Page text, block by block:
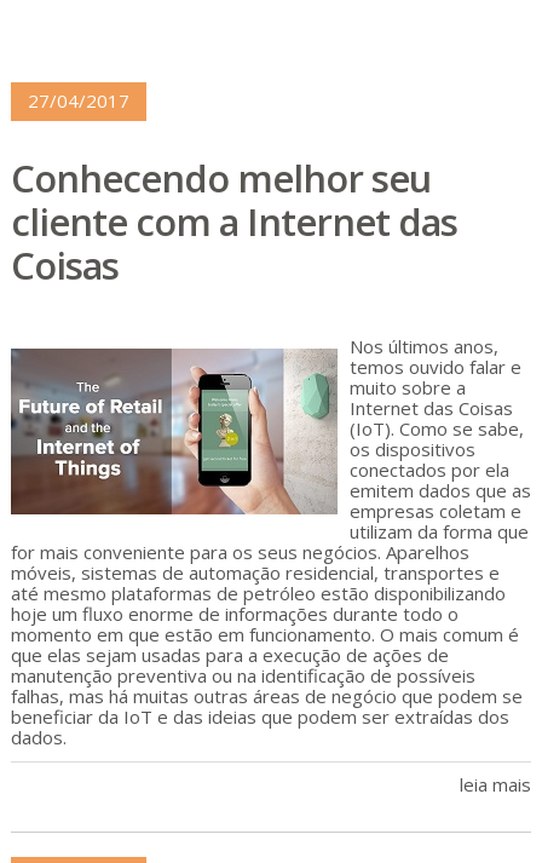
27/04/2017
Conhecendo melhor seu
cliente com a Internet das
Coisas
Nos últimos anos,
temos ouvido falar e
muito sobre a
Internet das Coisas
(IoT). Como se sabe,
os dispositivos
conectados por ela
emitem dados que as
empresas coletam e
utilizam da forma que
for mais conveniente para os seus negócios. Aparelhos
móveis, sistemas de automação residencial, transportes e
até mesmo plataformas de petróleo estão disponibilizando
hoje um fluxo enorme de informações durante todo o
momento em que estão em funcionamento. O mais comum é
que elas sejam usadas para a execução de ações de
manutenção preventiva ou na identificação de possíveis
falhas, mas há muitas outras áreas de negócio que podem se
beneficiar da IoT e das ideias que podem ser extraídas dos
dados.
leia mais